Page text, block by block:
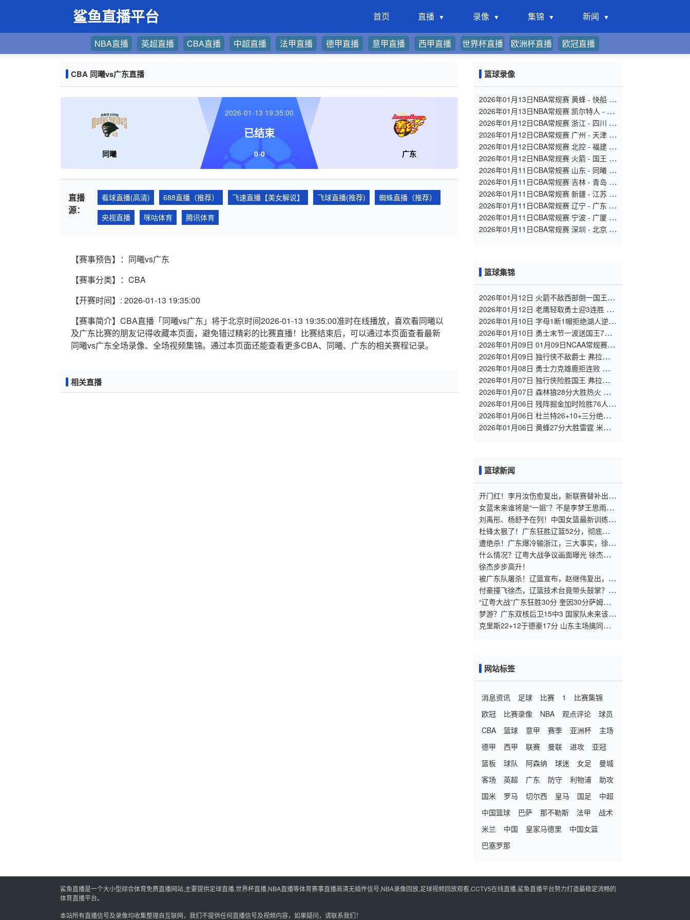
鲨鱼直播平台 首页 直播 录像 集锦 新闻
NBA直播 英超直播 CBA直播 中超直播 法甲直播 德甲直播 意甲直播 西甲直播 世界杯直播 欧洲杯直播 欧冠直播
CBA 同曦vs广东直播
同曦 广东
2026-01-13 19:35:00
已结束
0-0
直播
源：
看球直播(高清) 688直播（推荐） 飞速直播【美女解说】 飞球直播(推荐)
蜘蛛直播（推荐）
央视直播
咪咕体育 腾讯体育
【赛事预告】：同曦vs广东
【赛事分类】：CBA
【开赛时间】: 2026-01-13 19:35:00
【赛事简介】CBA直播「同曦vs广东」将于北京时间2026-01-13 19:35:00准时在线播放，喜欢看同曦以
及广东比赛的朋友记得收藏本页面，避免错过精彩的比赛直播！比赛结束后，可以通过本页面查看最新
同曦vs广东全场录像、全场视频集锦。通过本页面还能查看更多CBA、同曦、广东的相关赛程记录。
相关直播
篮球录像
2026年01月13日NBA常规赛 黄蜂 - 快船 全
场录像
2026年01月13日NBA常规赛 凯尔特人 - 步
行者 全场录像
2026年01月12日CBA常规赛 浙江 - 四川 全
场录像
2026年01月12日CBA常规赛 广州 - 天津 全
场录像
2026年01月12日CBA常规赛 北控 - 福建 全
场录像
2026年01月12日NBA常规赛 火箭 - 国王 全
场录像
2026年01月11日CBA常规赛 山东 - 同曦 全
场录像
2026年01月11日CBA常规赛 吉林 - 青岛 全
场录像
2026年01月11日CBA常规赛 新疆 - 江苏 全
场录像
2026年01月11日CBA常规赛 辽宁 - 广东 全
场录像
2026年01月11日CBA常规赛 宁波 - 广厦 全
场录像
2026年01月11日CBA常规赛 深圳 - 北京 全
篮球集锦
2026年01月12日 火箭不敌西部倒一国王遭
遇3连败！申京复出19+9 阿门31+13+6
2026年01月12日 老鹰轻取勇士迎3连胜 约
翰逊23+11+6 CJ首秀12分 库里31+5
2026年01月10日 字母1断1帽拒绝湖人逆转
詹姆斯26+9+10 东契奇25中8&致命6犯
2026年01月10日 勇士末节一波送国王7连
败 库里27+10 巴特勒15分 德罗赞24分
2026年01月09日 01月09日NCAA常规赛 俄
亥俄州立大学 - 俄勒冈大学 集锦
2026年01月09日 独行侠不敌爵士 弗拉格
26+10+8 浓眉21+11&伤退 马尔卡宁33+7
2026年01月08日 勇士力克雄鹿拒连败 库里
31+6+7 梅尔顿22分 字母哥34+10+5
2026年01月07日 独行侠险胜国王 弗拉格
20+8+6 浓眉19+16 德罗赞失绝杀
2026年01月07日 森林狼28分大胜热火 爱
德华兹26分 戈贝尔13+17 鲍威尔21分
2026年01月06日 残阵掘金加时险胜76人
皮克特29+7 恩比德32+10&关键干扰球
2026年01月06日 杜兰特26+10+三分绝
杀！火箭赛季三杀太阳 申京缺阵 布克27分
2026年01月06日 黄蜂27分大胜雷霆 米勒7
篮球新闻
开门红！李月汝伤愈复出，新联赛替补出
战，助力球队斩获两连胜
女蓝未来谁将是“一姐”？不是李梦王思雨，
而是全运会拿冠军的她
刘禹彤、杨舒予在列！中国女篮最新训练画
面出炉，宫鲁鸣接受采访
杜锋太狠了！广东狂胜辽篮52分，彻底碾压
对手现在和未来
遭绝杀！广东爆冷输浙江，三大事实，徐杰
大心脏，胡明轩回不来了
什么情况？辽粤大战争议画面曝光 徐杰被
撞倒 技术台人员竟鼓掌
徐杰步步高升！
被广东队屠杀！辽篮宣布，赵继伟复出，外
援成色太差，杨鸣认输了
付豪撞飞徐杰，辽篮技术台竟带头鼓掌？焦
泊乔还被辽篮球迷辱骂
“辽粤大战”广东狂胜30分 奎因30分萨姆纳
27+6
梦游？广东双核后卫15中3 国家队未来该如
何选择
克里斯22+12于德豪17分 山东主场擒同曦
网站标签
消息资讯 足球 比赛 1
比赛集锦
欧冠
比赛录像 NBA 观点评论
球员
CBA
篮球 意甲 赛季 亚洲杯
主场
德甲
西甲 联赛 曼联 进攻
亚冠
篮板
球队 阿森纳 球迷 女足
曼城
客场
英超 广东 防守 利物浦
助攻
国米
罗马 切尔西 皇马 国足
中超
中国篮球
巴萨 那不勒斯 法甲
战术
米兰
中国 皇家马德里
中国女篮
巴塞罗那
鲨鱼直播是一个大小型综合体育免费直播网站,主要提供足球直播,世界杯直播,NBA直播等体育赛事直播高清无插件信号,NBA录像回放,足球视频回放观看,CCTV5在线直播,鲨鱼直播平台努力打造最稳定流畅的
体育直播平台。
本站所有直播信号及录像均收集整理自互联网，我们不提供任何直播信号及视频内容，如果疑问，请联系我们！